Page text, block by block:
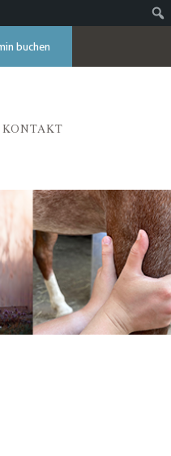
buchen
KONTAKT